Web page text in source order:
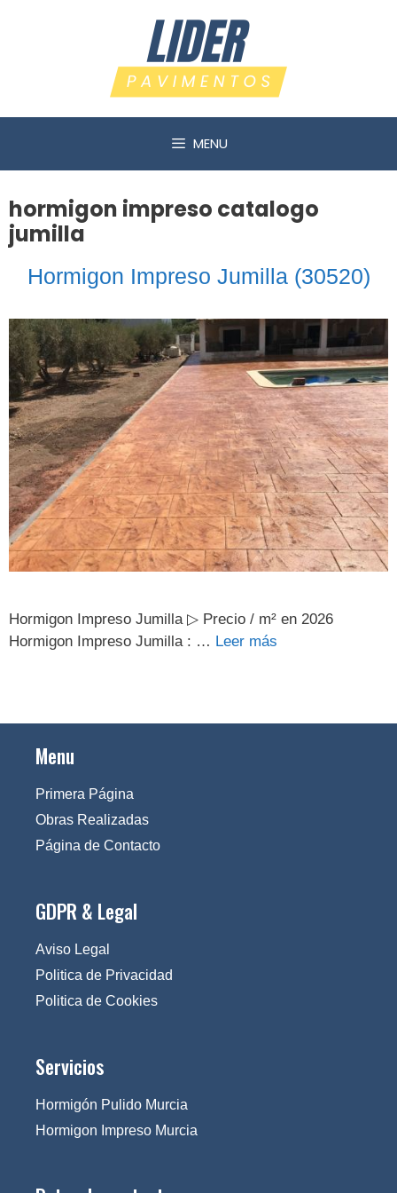
MENU
hormigon impreso catalogo
jumilla
Hormigon Impreso Jumilla (30520)
Hormigon Impreso Jumilla ▷ Precio / m² en 2026
Hormigon Impreso Jumilla : … Leer más
Menu
Primera Página
Obras Realizadas
Página de Contacto
GDPR & Legal
Aviso Legal
Politica de Privacidad
Politica de Cookies
Servicios
Hormigón Pulido Murcia
Hormigon Impreso Murcia